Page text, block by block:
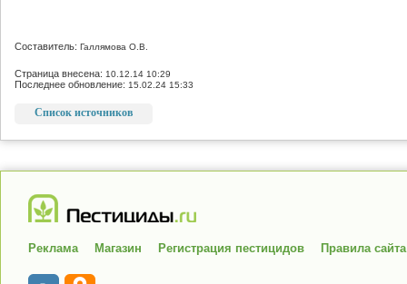
Составитель: Галлямова О.В.
Страница внесена: 10.12.14 10:29
Последнее обновление: 15.02.24 15:33
Список источников
Реклама Магазин Регистрация пестицидов Правила сайта